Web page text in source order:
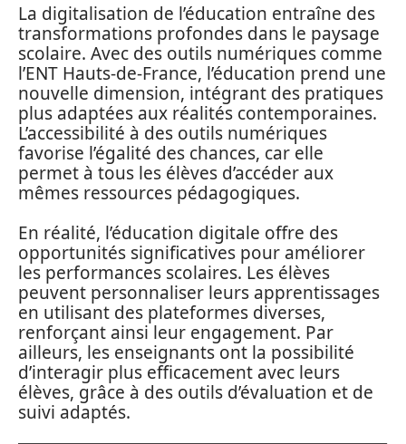
La digitalisation de l’éducation entraîne des
transformations profondes dans le paysage
scolaire. Avec des outils numériques comme
l’ENT Hauts-de-France, l’éducation prend une
nouvelle dimension, intégrant des pratiques
plus adaptées aux réalités contemporaines.
L’accessibilité à des outils numériques
favorise l’égalité des chances, car elle
permet à tous les élèves d’accéder aux
mêmes ressources pédagogiques.
En réalité, l’éducation digitale offre des
opportunités significatives pour améliorer
les performances scolaires. Les élèves
peuvent personnaliser leurs apprentissages
en utilisant des plateformes diverses,
renforçant ainsi leur engagement. Par
ailleurs, les enseignants ont la possibilité
d’interagir plus efficacement avec leurs
élèves, grâce à des outils d’évaluation et de
suivi adaptés.